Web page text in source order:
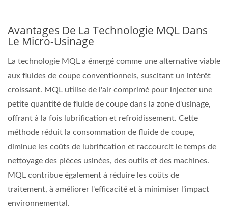
Avantages De La Technologie MQL Dans
Le Micro-Usinage
La technologie MQL a émergé comme une alternative viable
aux fluides de coupe conventionnels, suscitant un intérêt
croissant. MQL utilise de l'air comprimé pour injecter une
petite quantité de fluide de coupe dans la zone d'usinage,
offrant à la fois lubrification et refroidissement. Cette
méthode réduit la consommation de fluide de coupe,
diminue les coûts de lubrification et raccourcit le temps de
nettoyage des pièces usinées, des outils et des machines.
MQL contribue également à réduire les coûts de
traitement, à améliorer l'efficacité et à minimiser l'impact
environnemental.